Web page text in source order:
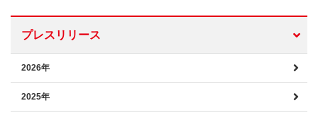
プレスリリース
2026年
2025年